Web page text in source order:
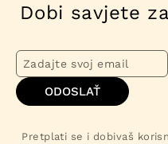
Dobi savjete
ODOSLAŤ
Pretplati se i dobivaš